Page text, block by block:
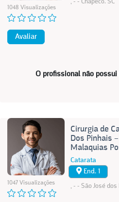
1048 Visualizações
Avaliar
, - - Chapecó. SC
O profissional não
1047 Visualizações
Cirurgia de
Dos Pinhais
Malaquias
Catarata
End. 1
, - - São José dos